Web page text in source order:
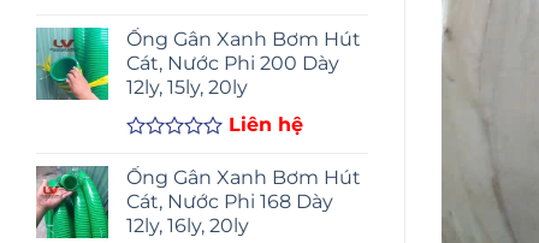
xếp
hạng
0
5
Ống Gân Xanh Bơm Hút
Cát, Nước Phi 200 Dày
12ly, 15ly, 20ly
xếp
hạng
0
5
Liên hệ
Ống Gân Xanh Bơm Hút
Cát, Nước Phi 168 Dày
12ly, 16ly, 20ly